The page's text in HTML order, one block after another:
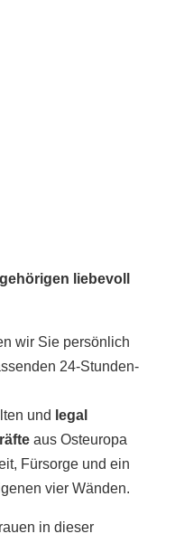
liebevoll
wir Sie persönlich
24-Stunden-
und legal
aus Osteuropa
Fürsorge und ein
vier Wänden.
in dieser